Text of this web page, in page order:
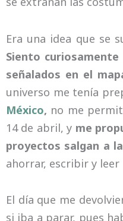
Era una idea que se
Siento
señalados en el
universo me tenía
México, no me
14 de abril, y me
proyectos salgan a
ahorrar, escribir y
El día que me
si iba a parar, pues